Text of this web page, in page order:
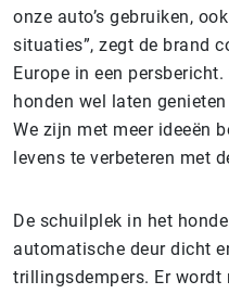
onze auto’s gebruiken,
situaties”, zegt de brand
Europe in een
honden wel laten
We zijn met meer ideeën
levens te verbeteren met
De schuilplek in het
automatische deur dicht
trillingsdempers. Er wordt